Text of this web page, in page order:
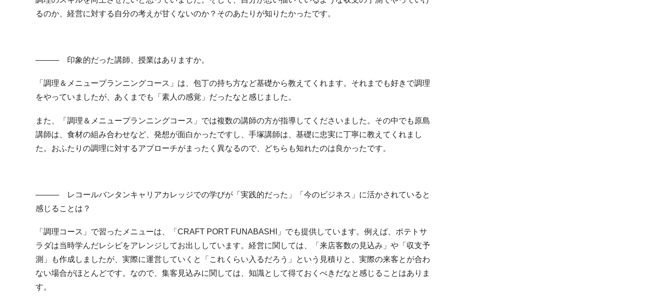
るのか、経営に対する自分の考えが甘くないのか？そのあたりが知りたかったです。
――― 印象的だった講師、授業はありますか。
「調理＆メニュープランニングコース」は、包丁の持ち方など基礎から教えてくれます。それまでも好きで調理
をやっていましたが、あくまでも「素人の感覚」だったなと感じました。
また、「調理＆メニュープランニングコース」では複数の講師の方が指導してくださいました。その中でも原島
講師は、食材の組み合わせなど、発想が面白かったですし、手塚講師は、基礎に忠実に丁寧に教えてくれまし
た。おふたりの調理に対するアプローチがまったく異なるので、どちらも知れたのは良かったです。
――― レコールバンタンキャリアカレッジでの学びが「実践的だった」「今のビジネス」に活かされていると
感じることは？
「調理コース」で習ったメニューは、「 CRAFT PORT FUNABASHI
」でも提供しています。例えば、ポテトサ
ラダは当時学んだレシピをアレンジしてお出ししています。経営に関しては、「来店客数の見込み」や「収支予
測」も作成しましたが、実際に運営していくと「これくらい入るだろう」という見積りと、実際の来客とが合わ
ない場合がほとんどです。なので、集客見込みに関しては、知識として得ておくべきだなと感じることはありま
す。